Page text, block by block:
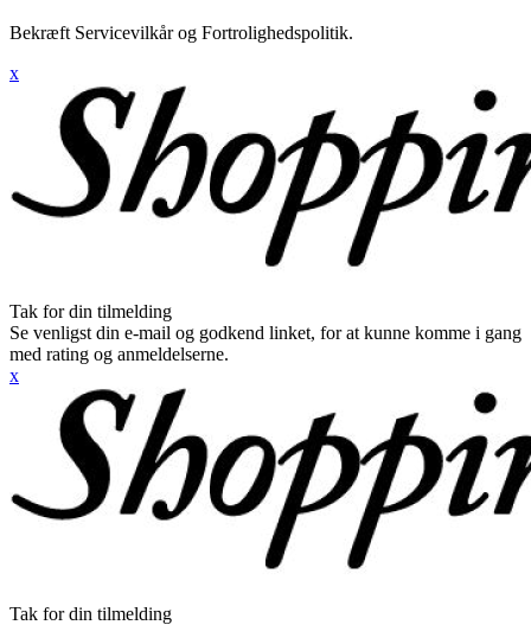
Bekræft Servicevilkår og Fortrolighedspolitik.
x
Tak for din tilmelding
Se venligst din e-mail og godkend linket, for at kunne komme i gang
med rating og anmeldelserne.
x
Tak for din tilmelding